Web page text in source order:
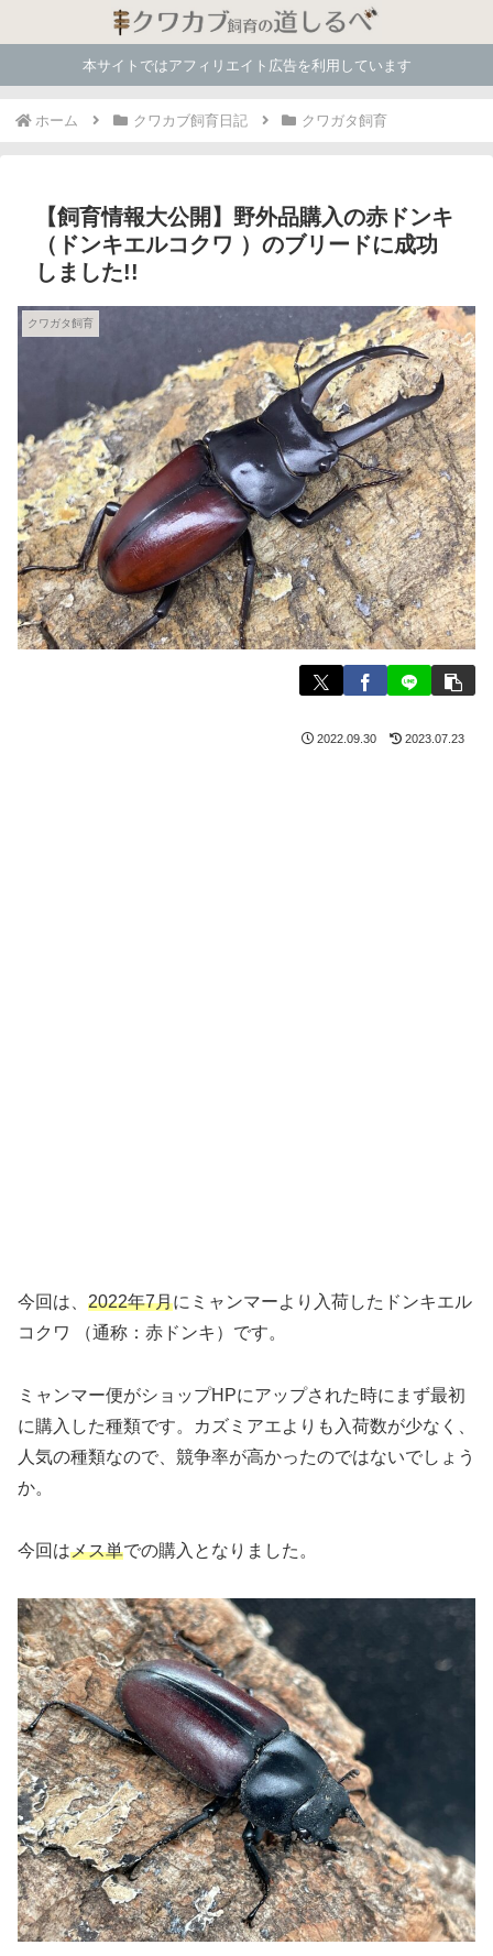
本サイトではアフィリエイト広告を利用しています
ホーム クワカブ飼育日記 クワガタ飼育
【飼育情報大公開】野外品購入の赤ドンキ
（ドンキエルコクワ ）のブリードに成功
しました!!
クワガタ飼育
2022.09.30 2023.07.23
今回は、 2022年7月にミャンマーより入荷したドンキエル
コクワ （通称：赤ドンキ）です。
ミャンマー便がショップHPにアップされた時にまず最初
に購入した種類です。カズミアエよりも入荷数が少なく、
人気の種類なので、競争率が高かったのではないでしょう
か。
今回はメス単での購入となりました。